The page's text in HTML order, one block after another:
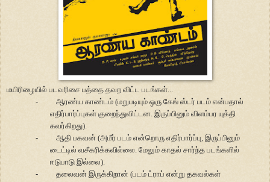
மயிரிழையில் படவரிசை பத்தை தவற விட்ட படங்கள்...
-
ஆரண்ய காண்டம் (மறுபடியும் ஒரு கேங் ஸ்டர் படம் என்பதால்
எதிர்பார்ப்புகள் குறைந்துவிட்டன. இருப்பினும் விளம்பர யுக்தி
கவர்கிறது).
-
ஆதி பகவன் (அமீர் படம் என்றொரு எதிர்பார்ப்பு, இருப்பினும்
டைட்டில் வசீகரிக்கவில்லை. மேலும் காதல் சார்ந்த படங்களில்
ஈடுபாடு இல்லை).
-
தலைவன் இருக்கிறான் (படம் ட்ராப் என்று தகவல்கள்